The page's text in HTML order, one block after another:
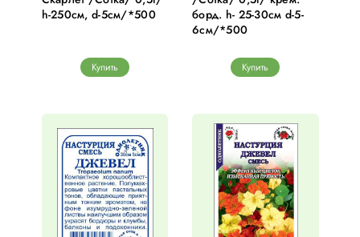
h-250см, d-5см/*500
Купить
борд. h- 25-30см d-5-
6см/*500
Купить